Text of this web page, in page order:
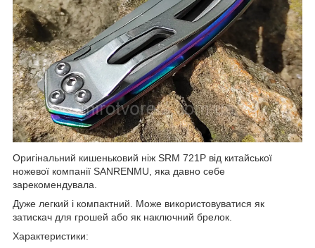
Оригінальний кишеньковий ніж SRM 721P від китайської
ножевої компанії SANRENMU, яка давно себе
зарекомендувала.
Дуже легкий і компактний. Може використовуватися як
затискач для грошей або як наключний брелок.
Характеристики: